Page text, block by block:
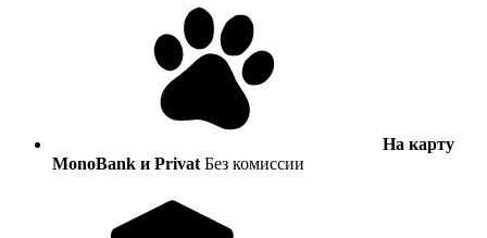
На карту
MonoBank и Privat Без комиссии